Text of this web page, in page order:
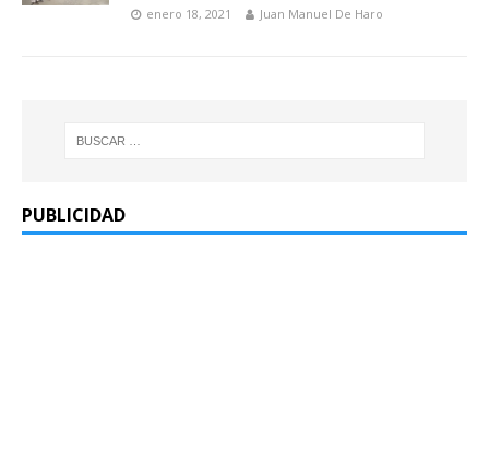
enero 18, 2021 Juan Manuel De Haro
PUBLICIDAD